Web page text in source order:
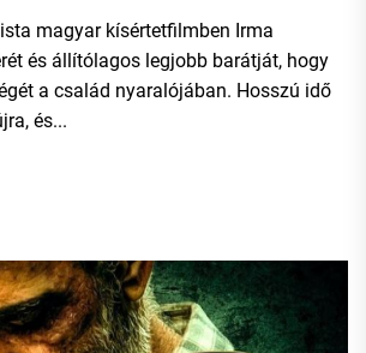
magyar kísértetfilmben Irma
és állítólagos legjobb barátját, hogy
a család nyaralójában. Hosszú idő
és...